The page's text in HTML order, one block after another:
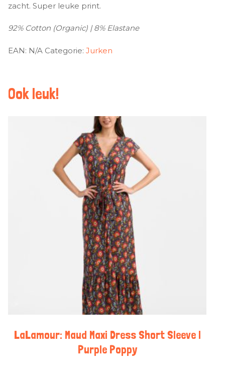
zacht. Super leuke print.
92% Cotton (Organic) | 8% Elastane
EAN: N/A Categorie: Jurken
Ook leuk!
LaLamour: Maud Maxi Dress Short Sleeve |
Purple Poppy